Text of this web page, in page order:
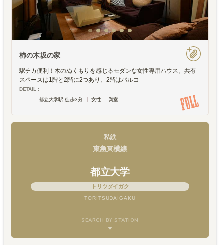
柿の木坂の家
駅チカ便利！木のぬくもりを感じるモダンな女性専用ハウス。共有
スペースは1階と2階に2つあり、2階はバルコ
DETAIL :
都立大学駅 徒歩3分
女性 満室
私鉄
東急東横線
都立大学
トリツダイガク
TORITSUDAIGAKU
SEARCH BY STATION